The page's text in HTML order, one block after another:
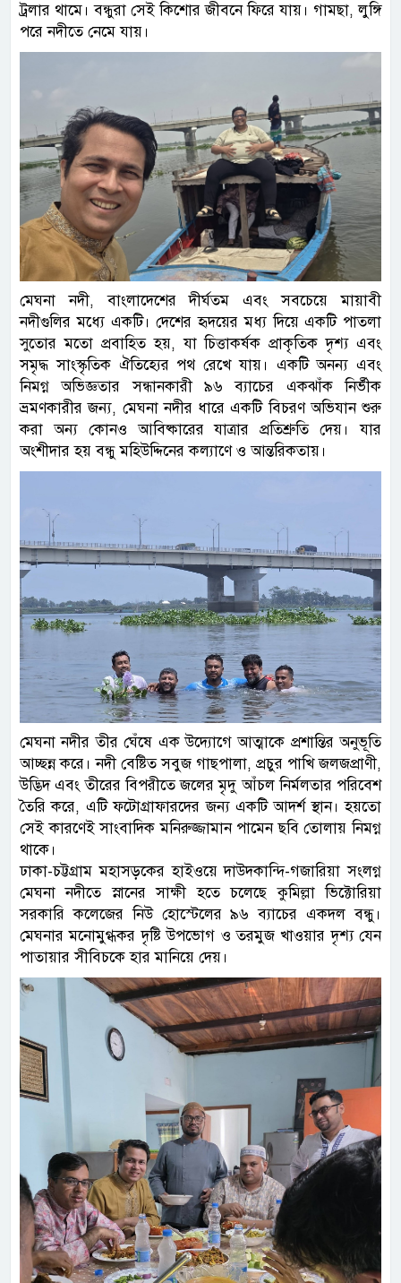
ট্রলার থামে। বন্ধুরা সেই কিশোর জীবনে ফিরে যায়। গামছা, লুঙ্গি
পরে নদীতে নেমে যায়।
মেঘনা নদী, বাংলাদেশের দীর্ঘতম এবং সবচেয়ে মায়াবী
নদীগুলির মধ্যে একটি। দেশের হৃদয়ের মধ্য দিয়ে একটি পাতলা
সুতোর মতো প্রবাহিত হয়, যা চিত্তাকর্ষক প্রাকৃতিক দৃশ্য এবং
সমৃদ্ধ সাংস্কৃতিক ঐতিহ্যের পথ রেখে যায়। একটি অনন্য এবং
নিমগ্ন অভিজ্ঞতার সন্ধানকারী ৯৬ ব্যাচের একঝাঁক নির্ভীক
ভ্রমণকারীর জন্য, মেঘনা নদীর ধারে একটি বিচরণ অভিযান শুরু
করা অন্য কোনও আবিষ্কারের যাত্রার প্রতিশ্রুতি দেয়। যার
অংশীদার হয় বন্ধু মহিউদ্দিনের কল্যাণে ও আন্তরিকতায়।
মেঘনা নদীর তীর ঘেঁষে এক উদ্যোগে আত্মাকে প্রশান্তির অনুভূতি
আচ্ছন্ন করে। নদী বেষ্টিত সবুজ গাছপালা, প্রচুর পাখি জলজপ্রাণী,
উদ্ভিদ এবং তীরের বিপরীতে জলের মৃদু আঁচল নির্মলতার পরিবেশ
তৈরি করে, এটি ফটোগ্রাফারদের জন্য একটি আদর্শ স্থান। হয়তো
সেই কারণেই সাংবাদিক মনিরুজ্জামান পামেন ছবি তোলায় নিমগ্ন
থাকে।
ঢাকা-চট্টগ্রাম মহাসড়কের হাইওয়ে দাউদকান্দি-গজারিয়া সংলগ্ন
মেঘনা নদীতে স্নানের সাক্ষী হতে চলেছে কুমিল্লা ভিক্টোরিয়া
সরকারি কলেজের নিউ হোস্টেলের ৯৬ ব্যাচের একদল বন্ধু।
মেঘনার মনোমুগ্ধকর দৃষ্টি উপভোগ ও তরমুজ খাওয়ার দৃশ্য যেন
পাতায়ার সীবিচকে হার মানিয়ে দেয়।